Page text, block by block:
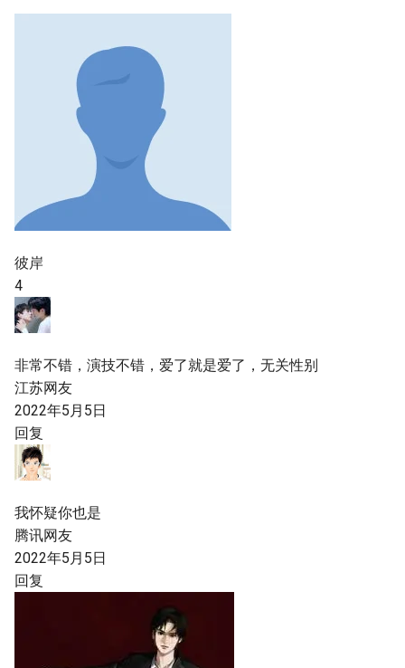
彼岸
4
非常不错，演技不错，爱了就是爱了，无关性别
江苏网友
2022年5月5日
回复
我怀疑你也是
腾讯网友
2022年5月5日
回复